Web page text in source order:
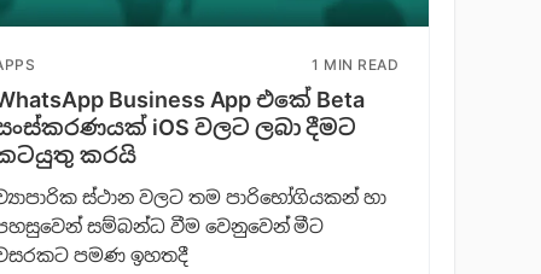
1 MIN READ
Business App එකේ Beta
iOS වලට ලබා දීමට
කරයි
ස්ථාන වලට තම පාරිභෝගියකන් හා
සම්බන්ධ වීම වෙනුවෙන් මීට
පමණ ඉහතදී